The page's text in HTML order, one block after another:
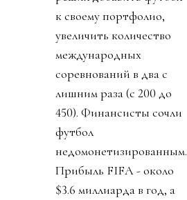
к своему портфолио,
увеличить количество
международных
соревнований в два с
лишним раза (с 200 до
450). Финансисты сочли
футбол
недомонетизированным.
Прибыль FIFA - около
$3.6 миллиарда в год, а